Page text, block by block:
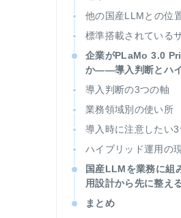
他の国産LLMとの位
標準搭載されている
企業がPLaMo 3.0
か——導入判断とハ
導入判断の3つの軸
業務領域別の使い所
導入時に注意したい
ハイブリッド運用の
国産LLMを業務に組
用設計から先に整え
まとめ